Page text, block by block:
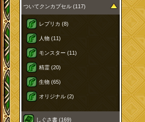
ついてクンカプセル (117)
レプリカ (8)
人物 (11)
モンスター (11)
精霊 (20)
生物 (65)
オリジナル (2)
しぐさ書 (169)